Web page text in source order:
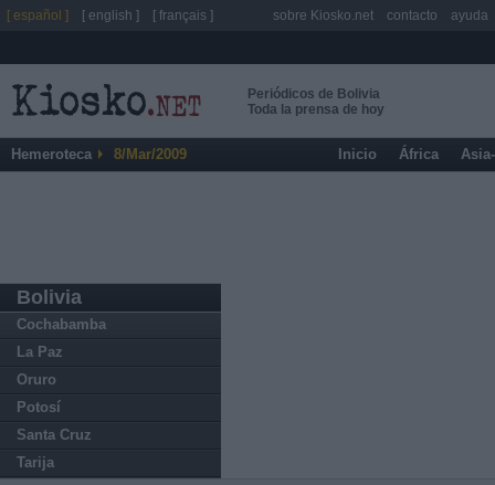
Periódicos de Bolivia
Toda la prensa de hoy
Hemeroteca 8/Mar/2009 Inicio África
Bolivia
Cochabamba
La Paz
Oruro
Potosí
Santa Cruz
Tarija
[ español ] [ english ] [ français ] sobre Kiosko.net contacto ayuda